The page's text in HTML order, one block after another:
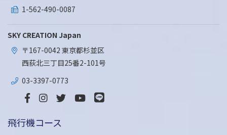
1-562-490-0087
SKY CREATION Japan
〒167-0042 東京都杉並区
西荻北三丁目25番2-101号
03-3397-0773
飛行機コース